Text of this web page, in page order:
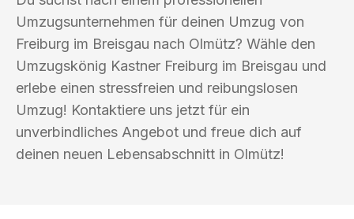
Umzugsunternehmen für deinen Umzug von
Freiburg im Breisgau nach Olmütz? Wähle den
Umzugskönig Kastner Freiburg im Breisgau und
erlebe einen stressfreien und reibungslosen
Umzug! Kontaktiere uns jetzt für ein
unverbindliches Angebot und freue dich auf
deinen neuen Lebensabschnitt in Olmütz!